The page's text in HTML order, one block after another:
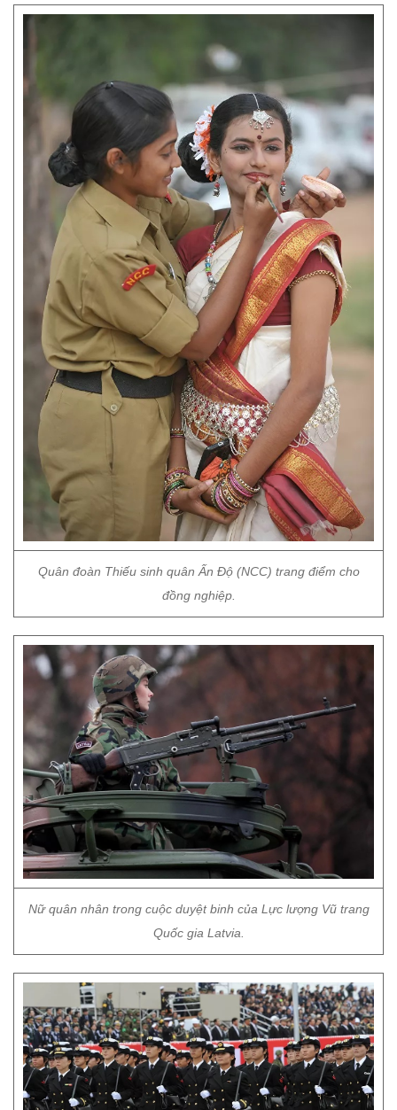
Quân đoàn Thiếu sinh quân Ấn Độ (NCC) trang điểm cho
đồng nghiệp.
Nữ quân nhân trong cuộc duyệt binh của Lực lượng Vũ trang
Quốc gia Latvia.